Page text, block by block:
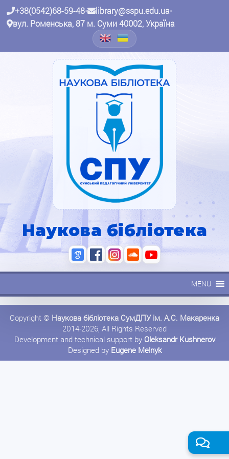
+38(0542)68-59-48• library@sspu.edu.ua•
вул. Роменська, 87 м. Суми 40002, Україна
Наукова бібліотека
MENU
Copyright © Наукова бібліотека СумДПУ ім. А.С. Макаренка
2014-2026, All Rights Reserved
Development and technical support by Oleksandr Kushnerov
Designed by Eugene Melnyk